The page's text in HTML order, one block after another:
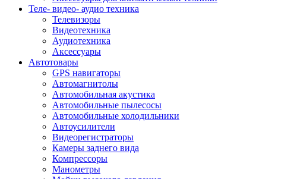
Теле- видео- аудио техника
Телевизоры
Видеотехника
Аудиотехника
Аксессуары
Автотовары
GPS навигаторы
Автомагнитолы
Автомобильная акустика
Автомобильные пылесосы
Автомобильные холодильники
Автоусилители
Видеорегистраторы
Камеры заднего вида
Компрессоры
Манометры